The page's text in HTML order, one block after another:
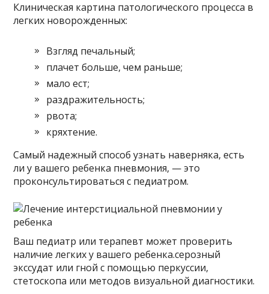
Клиническая картина патологического процесса в
легких новорожденных:
Взгляд печальный;
плачет больше, чем раньше;
мало ест;
раздражительность;
рвота;
кряхтение.
Самый надежный способ узнать наверняка, есть
ли у вашего ребенка пневмония, — это
проконсультироваться с педиатром.
Ваш педиатр или терапевт может проверить
наличие легких у вашего ребенка.серозный
экссудат или гной с помощью перкуссии,
стетоскопа или методов визуальной диагностики.